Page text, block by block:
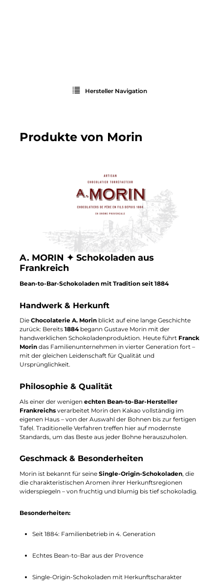
Hersteller Navigation
Produkte von Morin
A. MORIN ✦ Schokoladen aus
Frankreich
Bean-to-Bar-Schokoladen mit Tradition seit 1884
Handwerk & Herkunft
Die Chocolaterie A. Morin blickt auf eine lange Geschichte
zurück: Bereits 1884begann Gustave Morin mit der
handwerklichen Schokoladenproduktion. Heute führt Franck
Morin das Familienunternehmen in vierter Generation fort –
mit der gleichen Leidenschaft für Qualität und
Ursprünglichkeit.
Philosophie & Qualität
Als einer der wenigen echten Bean-to-Bar-Hersteller
Frankreichs verarbeitet Morin den Kakao vollständig im
eigenen Haus – von der Auswahl der Bohnen bis zur fertigen
Tafel. Traditionelle Verfahren treffen hier auf modernste
Standards, um das Beste aus jeder Bohne herauszuholen.
Geschmack & Besonderheiten
Morin ist bekannt für seine Single-Origin-Schokoladen, die
die charakteristischen Aromen ihrer Herkunftsregionen
widerspiegeln – von fruchtig und blumig bis tief schokoladig.
Besonderheiten:
Seit 1884: Familienbetrieb in 4. Generation
Echtes Bean-to-Bar aus der Provence
Single-Origin-Schokoladen mit Herkunftscharakter